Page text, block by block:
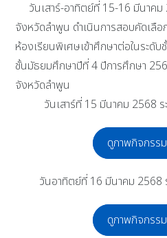
วันเสาร์-อาทิตย์ที่ 15-16 มีนาคม
จังหวัดลำพูน ดำเนินการสอบคัดเลือ
ห้องเรียนพิเศษเข้าศึกษาต่อในระดั
ชั้นมัธยมศึกษาปีที่ 4 ปีการศึกษา
จังหวัดลำพูน
วันเสาร์ที่ 15 มีนาคม 2568
ดูภาพกิจกรร
วันอาทิตย์ที่ 16 มีนาคม 2568
ดูภาพกิจกรร